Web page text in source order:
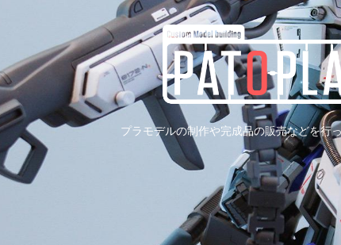
プラモデルの制作や完成品の販売などを行